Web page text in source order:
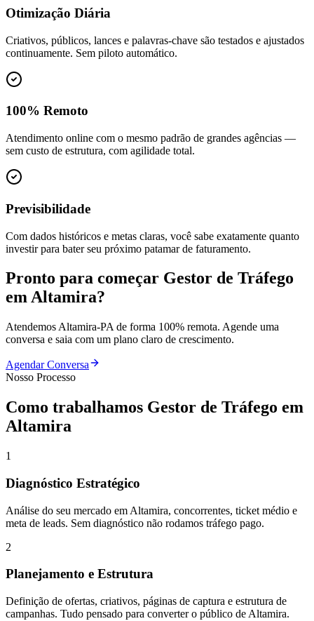
Otimização Diária
Criativos, públicos, lances e palavras-chave são testados e ajustados
continuamente. Sem piloto automático.
100% Remoto
Atendimento online com o mesmo padrão de grandes agências —
sem custo de estrutura, com agilidade total.
Previsibilidade
Com dados históricos e metas claras, você sabe exatamente quanto
investir para bater seu próximo patamar de faturamento.
Pronto para começar Gestor de Tráfego
emAltamira?
Atendemos Altamira-PA de forma 100% remota. Agende uma
conversa e saia com um plano claro de crescimento.
Agendar Conversa
Nosso Processo
Como trabalhamos Gestor de Tráfego em
Altamira
1
Diagnóstico Estratégico
Análise do seu mercado em Altamira, concorrentes, ticket médio e
meta de leads. Sem diagnóstico não rodamos tráfego pago.
2
Planejamento e Estrutura
Definição de ofertas, criativos, páginas de captura e estrutura de
campanhas. Tudo pensado para converter o público de Altamira.